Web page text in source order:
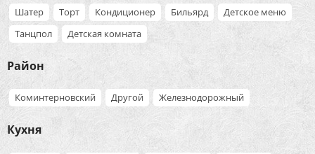
Шатер
Торт Кондиционер Бильярд
Детское меню
Танцпол
Детская комната
Район
Коминтерновский Другой Железнодорожный
Кухня